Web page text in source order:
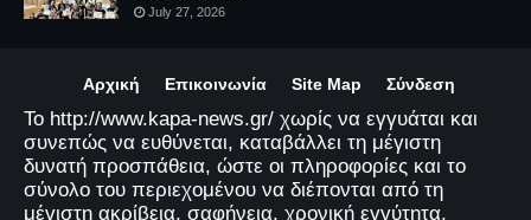
July 27, 2026
Αρχική Επικοινωνία Site Map Σύνδεση
Το http://www.kapa-news.gr/ χωρίς να εγγυάται και
συνεπώς να ευθύνεται, καταβάλλει τη μέγιστη
δυνατή προσπάθεια, ώστε οι πληροφορίες και το
σύνολο του περιεχομένου να διέπονται από τη
μέγιστη ακρίβεια, σαφήνεια, χρονική εγγύτητα,